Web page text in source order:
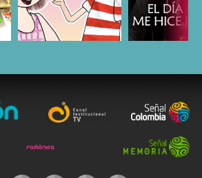
ESCUCHAR